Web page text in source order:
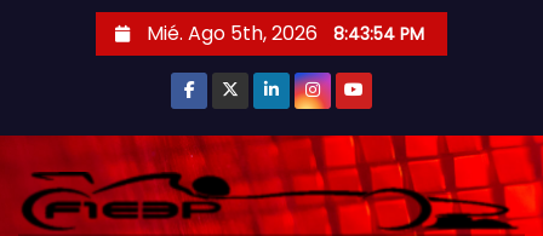
Mié. Ago 5th, 2026 8:43:57 PM